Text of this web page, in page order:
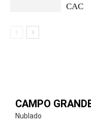
CAC
CAMPO
Nublado